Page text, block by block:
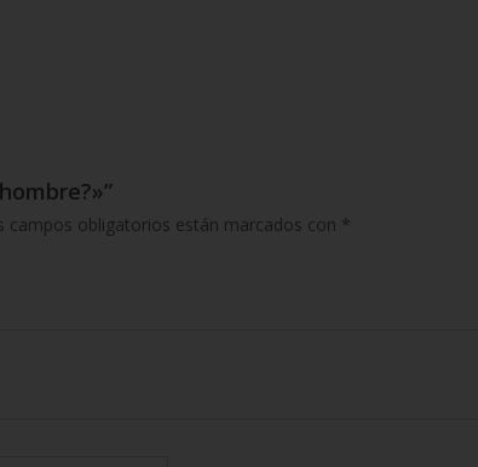
campos obligatorios están marcados con *